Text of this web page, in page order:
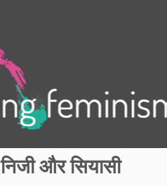
.
निजी और सियासी